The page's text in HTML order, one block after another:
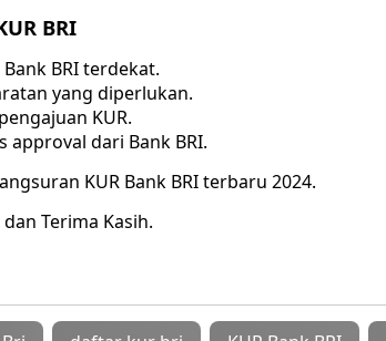
BRI
BRI terdekat.
yang diperlukan.
KUR.
approval dari Bank BRI.
KUR Bank BRI terbaru 2024.
Terima Kasih.